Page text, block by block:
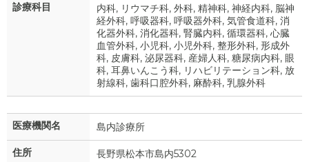
診療科目
内科, リウマチ科, 外科, 精神科, 神経内科, 脳神
経外科, 呼吸器科, 呼吸器外科, 気管食道科, 消
化器外科, 消化器科, 腎臓内科, 循環器科, 心臓
血管外科, 小児科, 小児外科, 整形外科, 形成外
科, 皮膚科, 泌尿器科, 産婦人科, 糖尿病内科, 眼
科, 耳鼻いんこう科, リハビリテーション科, 放
射線科, 歯科口腔外科, 麻酔科, 乳腺外科
医療機関名 島内診療所
住所 長野県松本市島内5302